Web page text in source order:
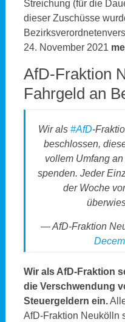
Streichung (für die
dieser Zuschüsse
24. November 2021
AfD-Fraktion
Fahrgeld an
Wir als#AfD-
beschlossen,
vollem Umfang
spenden. Jeder
der Woche
— AfD-Fraktion
Wir als AfD-Fraktion
die Verschwendung
Steuergeldern ein.
AfD-Fraktion Neukölln